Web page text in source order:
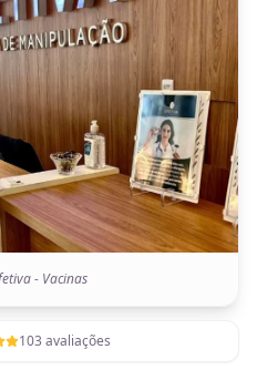
- Vacinas
103 avaliações